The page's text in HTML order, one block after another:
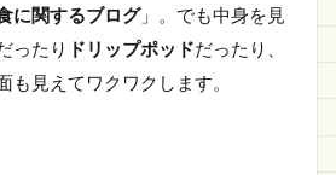
に関するブログ」。でも中身を見
ったり ドリップポッドだったり、
も見えてワクワクします。